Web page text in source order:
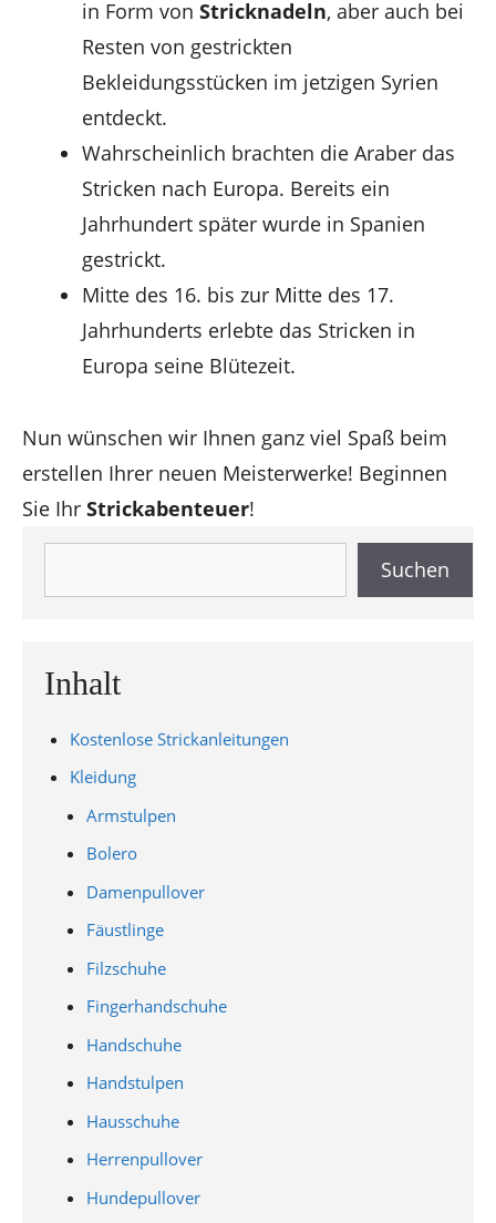
in Form von Stricknadeln, aber auch bei
Resten von gestrickten
Bekleidungsstücken im jetzigen Syrien
entdeckt.
Wahrscheinlich brachten die Araber das
Stricken nach Europa. Bereits ein
Jahrhundert später wurde in Spanien
gestrickt.
Mitte des 16. bis zur Mitte des 17.
Jahrhunderts erlebte das Stricken in
Europa seine Blütezeit.
Nun wünschen wir Ihnen ganz viel Spaß beim
erstellen Ihrer neuen Meisterwerke! Beginnen
Sie Ihr Strickabenteuer!
Suchen
Inhalt
Kostenlose Strickanleitungen
Kleidung
Armstulpen
Bolero
Damenpullover
Fäustlinge
Filzschuhe
Fingerhandschuhe
Handschuhe
Handstulpen
Hausschuhe
Herrenpullover
Hundepullover